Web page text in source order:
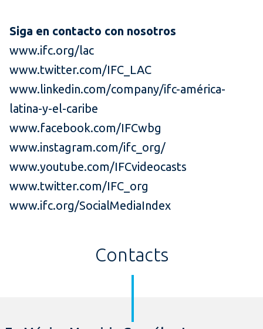
Siga en contacto con nosotros
www.ifc.org/lac
www.twitter.com/IFC_LAC
www.linkedin.com/company/ifc-américa-
latina-y-el-caribe
www.facebook.com/IFCwbg
www.instagram.com/ifc_org/
www.youtube.com/IFCvideocasts
www.twitter.com/IFC_org
www.ifc.org/SocialMediaIndex
Contacts